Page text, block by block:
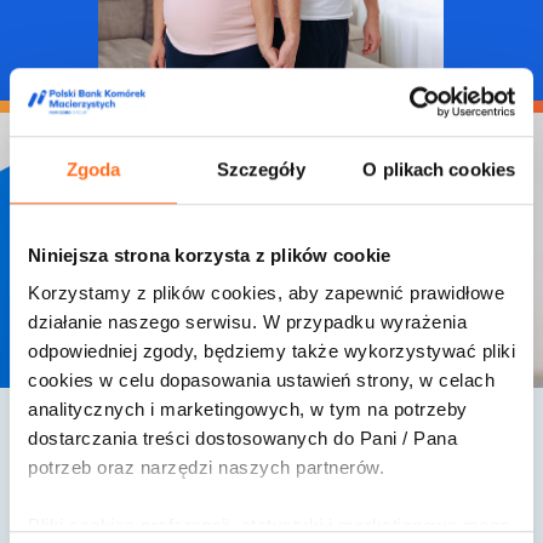
Zgoda Szczegóły O plikach cookies
Niniejsza strona korzysta z plików cookie
Korzystamy z plików cookies, aby zapewnić prawidłowe
działanie naszego serwisu. W przypadku wyrażenia
odpowiedniej zgody, będziemy także wykorzystywać pliki
cookies w celu dopasowania ustawień strony, w celach
analitycznych i marketingowych, w tym na potrzeby
dostarczania treści dostosowanych do Pani / Pana
potrzeb oraz narzędzi naszych partnerów.
Pytania, które
pozwolą Ci
zrozumieć
Mamo, Tato – co z tą